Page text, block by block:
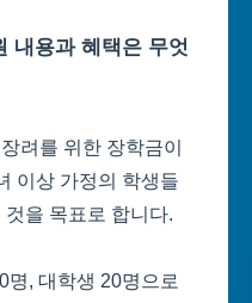
내용과 혜택은 무엇
려를 위한 장학금이
이상 가정의 학생들
을 목표로 합니다.
명, 대학생 20명으로